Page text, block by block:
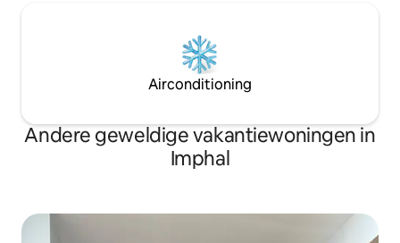
Airconditioning
Andere geweldige vakantiewoningen in
Imphal